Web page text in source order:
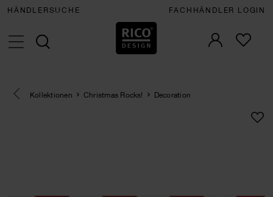
HÄNDLERSUCHE FACHHÄNDLER LOGIN
Eine Kategorie zurück navigieren
Kollektionen Christmas Rocks! Decoration